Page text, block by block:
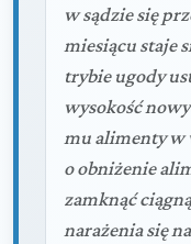
w sądzie się
miesiącu staje
trybie ugody
wysokość
mu alimenty w
o obniżenie
zamknąć
narażenia się